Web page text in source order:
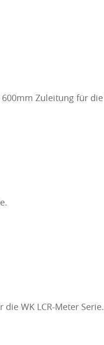
Zuleitung für
WK LCR-Meter Serie.